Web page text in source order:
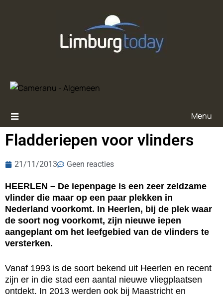
Menu
Fladderiepen voor vlinders
21/11/2013 Geen reacties
HEERLEN – De iepenpage is een zeer zeldzame
vlinder die maar op een paar plekken in
Nederland voorkomt. In Heerlen, bij de plek waar
de soort nog voorkomt, zijn nieuwe iepen
aangeplant om het leefgebied van de vlinders te
versterken.
Vanaf 1993 is de soort bekend uit Heerlen en recent
zijn er in die stad een aantal nieuwe vliegplaatsen
ontdekt. In 2013 werden ook bij Maastricht en